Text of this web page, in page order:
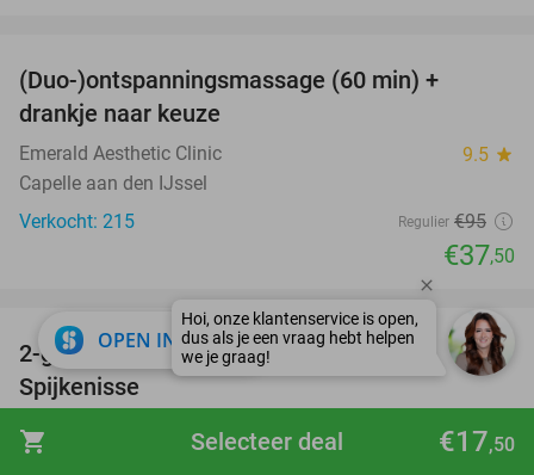
shopping_cart €17,50
Selecteer deal
(Duo-)ontspanningsmassage (60 min) +
drankje naar keuze
Emerald Aesthetic Clinic 9.5 star
Capelle aan den IJssel
Verkocht: 215
Regulier €95
€37,50
35%
2-gangendiner à la carte bij Happy Italy
Spijkenisse
Happy Italy Spijkenisse 8.8
Spijkenisse (10 km)
OPEN IN APP close